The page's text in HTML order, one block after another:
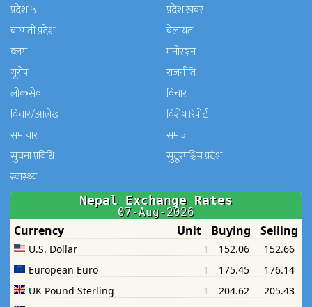
प्रदेश ५
प्रदेश खबर
बाग्मती प्रदेश
बेलायत
ब्लग
मनाेरञ्जन
यूरोप
राजनीति
लोकसेवा
विचार
विचार/आलेख
विशेष रिपोर्ट
समाचार
समाज
सुचना प्रविधि
सुदूरपश्चिम प्रदेश
स्वास्थ्य